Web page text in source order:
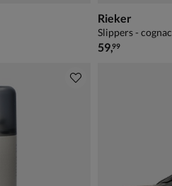
Rieker
Slippers - cognac
€ 59,99
59,99